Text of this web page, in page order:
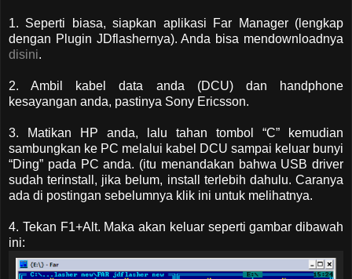
1. Seperti biasa, siapkan aplikasi Far Manager (lengkap
dengan Plugin JDflashernya). Anda bisa mendownloadnya
disini.
2. Ambil kabel data anda (DCU) dan handphone
kesayangan anda, pastinya Sony Ericsson.
3. Matikan HP anda, lalu tahan tombol “C” kemudian
sambungkan ke PC melalui kabel DCU sampai keluar bunyi
“Ding” pada PC anda. (itu menandakan bahwa USB driver
sudah terinstall, jika belum, install terlebih dahulu. Caranya
ada di postingan sebelumnya klik ini untuk melihatnya.
4. Tekan F1+Alt. Maka akan keluar seperti gambar dibawah
ini: